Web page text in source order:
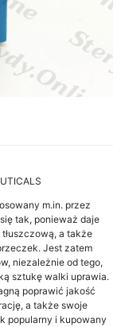
m.in. przez
tak, ponieważ daje
a także
Jest zatem
niezależnie od tego,
sztukę walki uprawia.
poprawić jakość
a także swoje
popularny i kupowany